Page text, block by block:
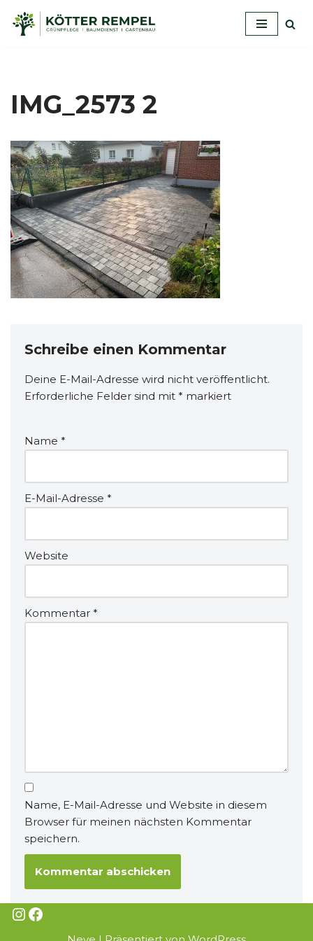
Zum
IMG_2573 2
Schreibe einen Kommentar
Deine E-Mail-Adresse wird nicht veröffentlicht.
Erforderliche Felder sind mit * markiert
Name *
E-Mail-Adresse *
Website
Kommentar *
Name, E-Mail-Adresse und Website in diesem
Browser für meinen nächsten Kommentar
speichern.